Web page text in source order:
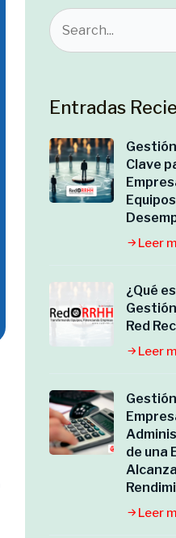
Entradas
Clave
Leer
¿Qué
Red
Leer
de una
Leer